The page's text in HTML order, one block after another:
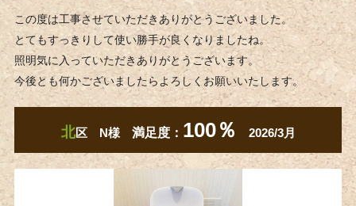
この度は工事させていただきありがとうございました。
とてもすっきりして使い勝手が良くなりましたね。
照明気に入っていただきありがとうございます。
今後とも何かございましたらよろしくお願いいたします。
北区 N様 満足度： 100％ 2026/3月